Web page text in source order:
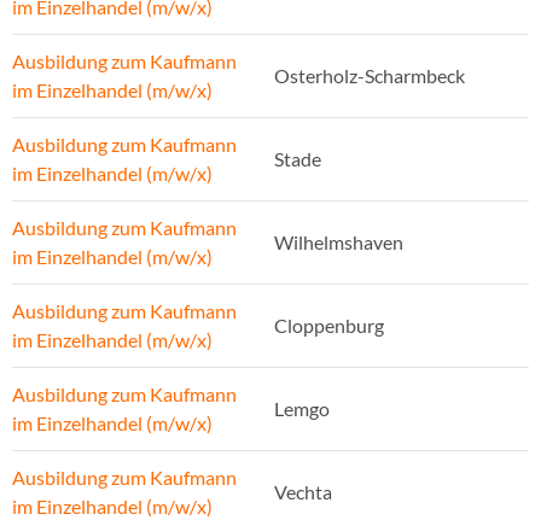
im Einzelhandel (m/w/x)
Ausbildung zum Kaufmann
im Einzelhandel (m/w/x)
Osterholz-Scharmbeck
Ausbildung zum Kaufmann
im Einzelhandel (m/w/x)
Stade
Ausbildung zum Kaufmann
im Einzelhandel (m/w/x)
Wilhelmshaven
Ausbildung zum Kaufmann
im Einzelhandel (m/w/x)
Cloppenburg
Ausbildung zum Kaufmann
im Einzelhandel (m/w/x)
Lemgo
Ausbildung zum Kaufmann
im Einzelhandel (m/w/x)
Vechta